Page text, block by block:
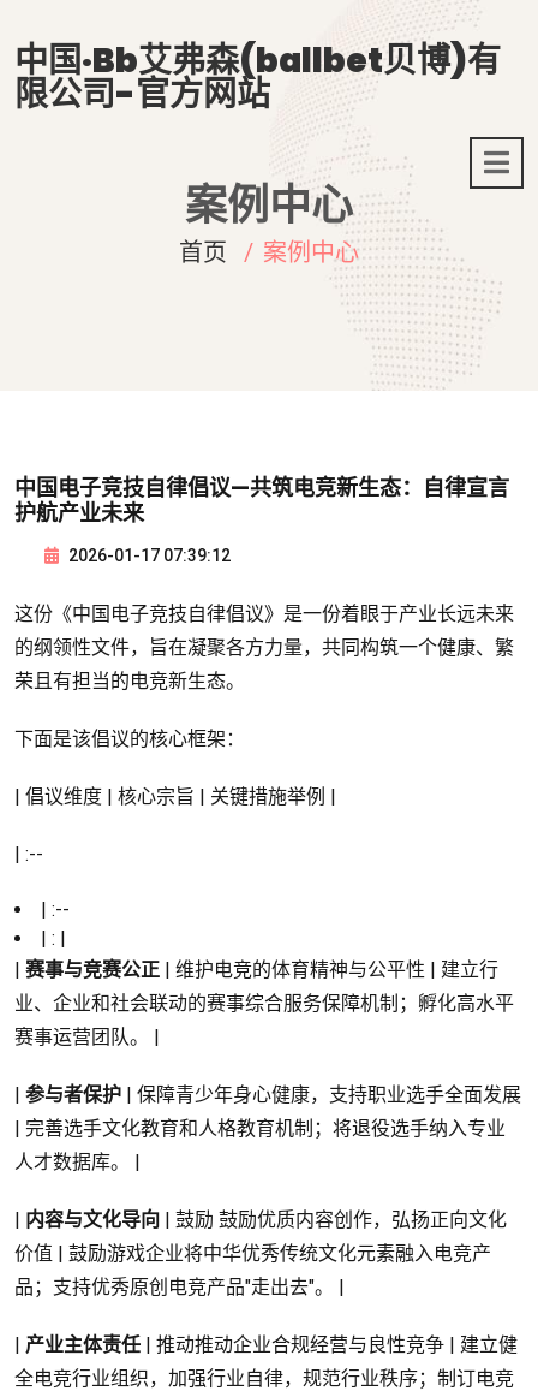
中国·Bb艾弗森(ballbet贝博)有
限公司-官方网站
案例中心
首页 案例中心
中国电子竞技自律倡议—共筑电竞新生态：自律宣言
护航产业未来
2026-01-17 07:39:12
这份《中国电子竞技自律倡议》是一份着眼于产业长远未来
的纲领性文件，旨在凝聚各方力量，共同构筑一个健康、繁
荣且有担当的电竞新生态。
下面是该倡议的核心框架：
| 倡议维度 | 核心宗旨 | 关键措施举例 |
| :--
| :--
| : |
| 赛事与竞赛公正 | 维护电竞的体育精神与公平性 | 建立行
业、企业和社会联动的赛事综合服务保障机制；孵化高水平
赛事运营团队。 |
| 参与者保护 | 保障青少年身心健康，支持职业选手全面发展
| 完善选手文化教育和人格教育机制；将退役选手纳入专业
人才数据库。 |
| 内容与文化导向 | 鼓励 鼓励优质内容创作，弘扬正向文化
价值 | 鼓励游戏企业将中华优秀传统文化元素融入电竞产
品；支持优秀原创电竞产品"走出去"。 |
| 产业主体责任 | 推动推动企业合规经营与良性竞争 | 建立健
全电竞行业组织，加强行业自律，规范行业秩序；制订电竞